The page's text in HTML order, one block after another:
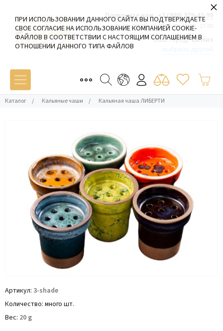
Позвоните нам: +7 (980) 379-42-99
Пн-Пт: 09:00 - 19:00 Сб-Вс: 10:00 - 17:00
Ваш город:Белиз
Каталог / Кальяные чаши / Кальяная чаша ЛИБЕРТИ
Артикул 3-shade
Количество много шт.
Вес 20 g
ПРИ ИСПОЛЬЗОВАНИИ ДАННОГО САЙТА ВЫ ПОДТВЕРЖДАЕТЕ
СВОЕ СОГЛАСИЕ НА ИСПОЛЬЗОВАНИЕ КОМПАНИЕЙ COOKIE-
ФАЙЛОВ В СООТВЕТСТВИИ С НАСТОЯЩИМ СОГЛАШЕНИЕМ В
ОТНОШЕНИИ ДАННОГО ТИПА ФАЙЛОВ
×